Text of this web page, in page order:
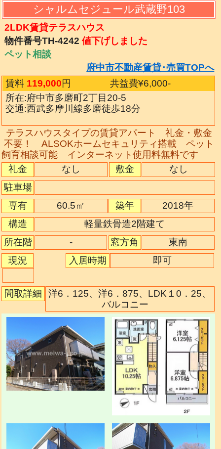
シャルムセジュール武蔵野103
2LDK賃貸テラスハウス
物件番号TH-4242 値下げしました
ペット相談
府中市不動産賃貸･売買TOPへ
賃料 119,000円 共益費¥6,000-
所在:府中市多磨町2丁目20-5
交通:西武多摩川線多磨徒歩18分
テラスハウスタイプの賃貸アパート 礼金・敷金
不要！ ALSOKホームセキュリティ搭載 ペット
飼育相談可能 インターネット使用料無料です
礼金
なし 敷金
なし
駐車場
専有
60.5㎡ 築年
2018年
構造
軽量鉄骨造2階建て
所在階
- 窓方角
東南
現況
入居時期 即可
間取詳細
洋6．125、洋6．875、LDK１0．25、
バルコニー